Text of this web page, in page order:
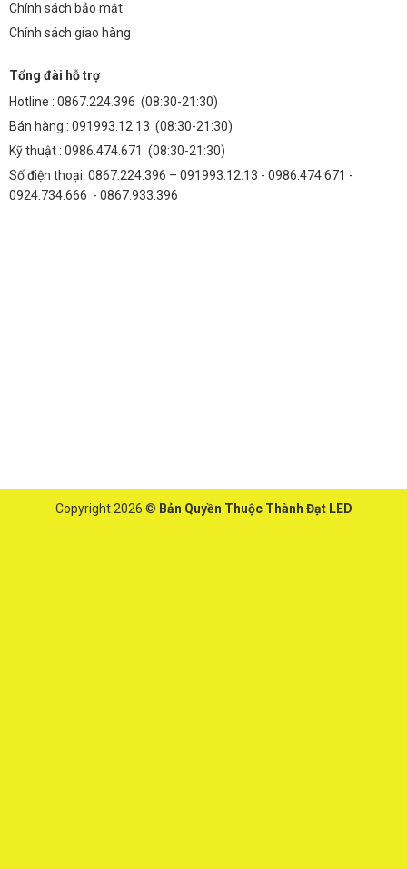
Chính sách bảo mật
Chính sách giao hàng
Tổng đài hỗ trợ
Hotline : 0867.224.396 (08:30-21:30)
Bán hàng : 091993.12.13 (08:30-21:30)
Kỹ thuật : 0986.474.671 (08:30-21:30)
Số điện thoại: 0867.224.396 – 091993.12.13 - 0986.474.671 -
0924.734.666 - 0867.933.396
Copyright 2026 © Bản Quyền Thuộc Thành Đạt LED